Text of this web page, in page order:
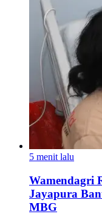
5 menit lalu
Wamendagri
Jayapura
MBG